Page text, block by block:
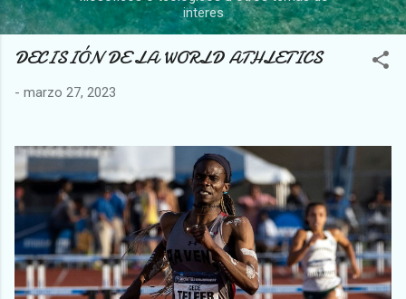
interes
DECISIÓN DE LA WORLD ATHLETICS
- marzo 27, 2023